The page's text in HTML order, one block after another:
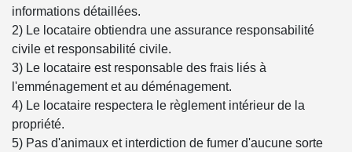
informations détaillées.
2) Le locataire obtiendra une assurance responsabilité
civile et responsabilité civile.
3) Le locataire est responsable des frais liés à
l'emménagement et au déménagement.
4) Le locataire respectera le règlement intérieur de la
propriété.
5) Pas d'animaux et interdiction de fumer d'aucune sorte